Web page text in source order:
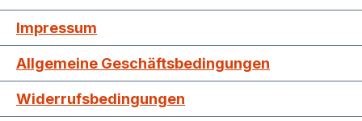
Impressum
Allgemeine Geschäftsbedingungen
Widerrufsbedingungen